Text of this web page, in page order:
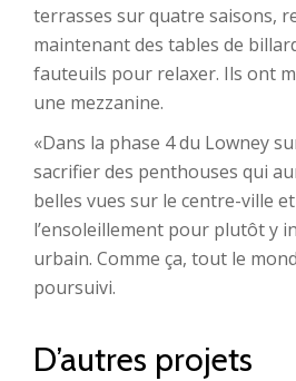
terrasses sur quatre saisons,
maintenant des tables de
fauteuils pour relaxer. Ils ont
une mezzanine.
«Dans la phase 4 du Lowney
sacrifier des penthouses qui
belles vues sur le centre-ville
l’ensoleillement pour plutôt y
urbain. Comme ça, tout le
poursuivi.
D’autres projets